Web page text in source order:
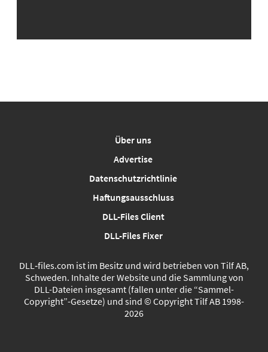
Über uns
Advertise
Datenschutzrichtlinie
Haftungsausschluss
DLL-Files Client
DLL-Files Fixer
DLL‑files.com ist im Besitz und wird betrieben von Tilf AB,
Schweden. Inhalte der Website und die Sammlung von
DLL-Dateien insgesamt (fallen unter die “Sammel-
Copyright”-Gesetze) und sind © Copyright Tilf AB 1998-
2026